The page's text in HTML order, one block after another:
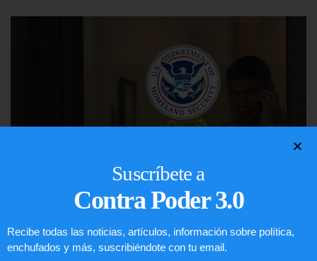
Comunistas no son bienvenidos en
EE.UU.
Suscríbete a
Contra Poder 3.0
Recibe todas las noticias, artículos, información sobre política,
enchufados y más, suscribiéndote con tu email.